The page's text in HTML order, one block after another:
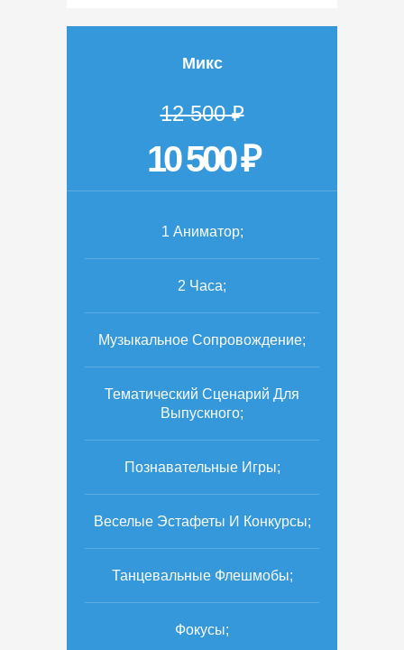
Микс
12 500 ₽
10 500 ₽
1 Аниматор;
2 Часа;
Музыкальное Сопровождение;
Тематический Сценарий Для
Выпускного;
Познавательные Игры;
Веселые Эстафеты И Конкурсы;
Танцевальные Флешмобы;
Фокусы;